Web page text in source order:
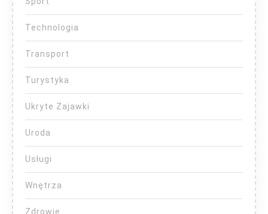
Technologia
Transport
Turystyka
Ukryte Zajawki
Uroda
Usługi
Wnętrza
Zdrowie